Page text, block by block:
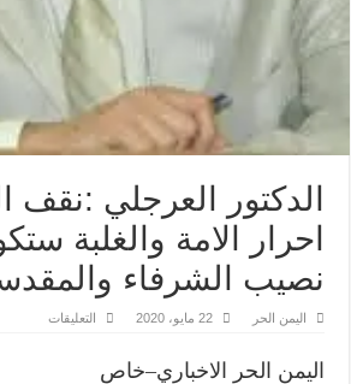
الدكتور العرجلي :نقف
احرار الامة والغلبة
نصيب الشرفاء
اليمن الحر 22 مايو، 2020 التعليقات
اليمن الحر الاخباري–خاص